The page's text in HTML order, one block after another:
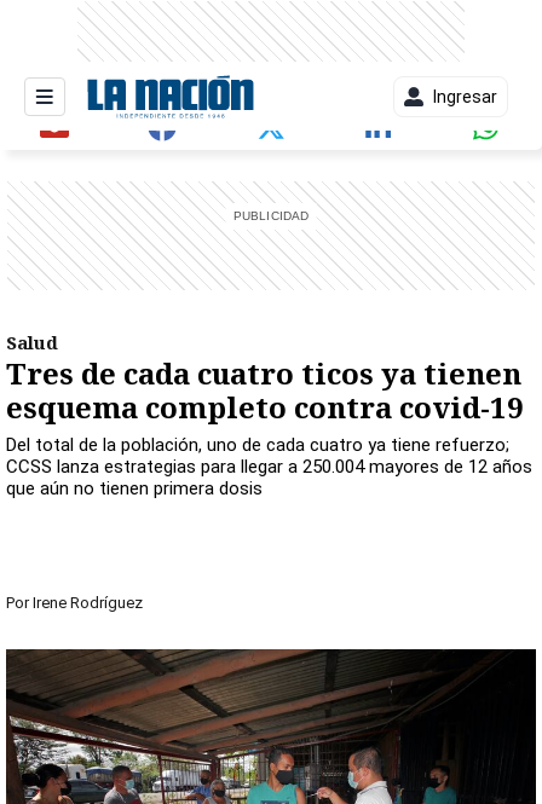
Ingresar
Salud
Tres de cada cuatro ticos ya tienen
esquema completo contra covid-19
Del total de la población, uno de cada cuatro ya tiene refuerzo;
CCSS lanza estrategias para llegar a 250.004 mayores de 12 años
que aún no tienen primera dosis
Por Irene Rodríguez